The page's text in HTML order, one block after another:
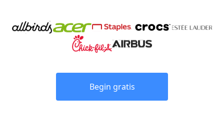
Begin gratis